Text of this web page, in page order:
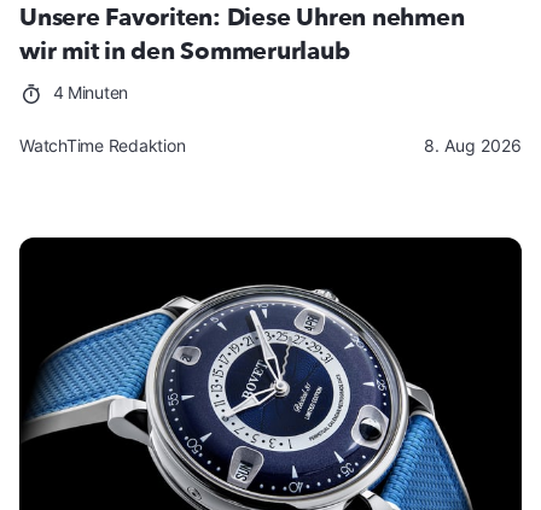
Unsere Favoriten: Diese Uhren nehmen
wir mit in den Sommerurlaub
4 Minuten
WatchTime Redaktion 8. Aug 2026